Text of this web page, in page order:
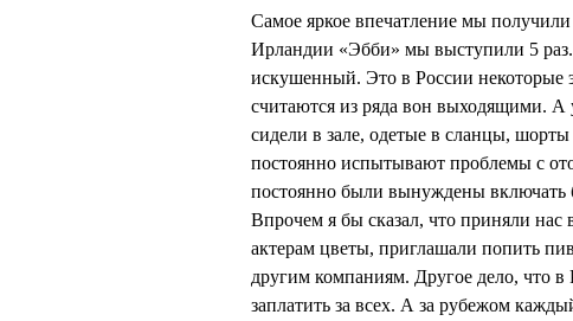
Самое яркое впечатление мы
Ирландии «Эбби» мы выступили 5
искушенный. Это в России некоторые
считаются из ряда вон выходящими.
сидели в зале, одетые в сланцы,
постоянно испытывают проблемы с
постоянно были вынуждены включать
Впрочем я бы сказал, что приняли нас
актерам цветы, приглашали попить
другим компаниям. Другое дело, что
заплатить за всех. А за рубежом